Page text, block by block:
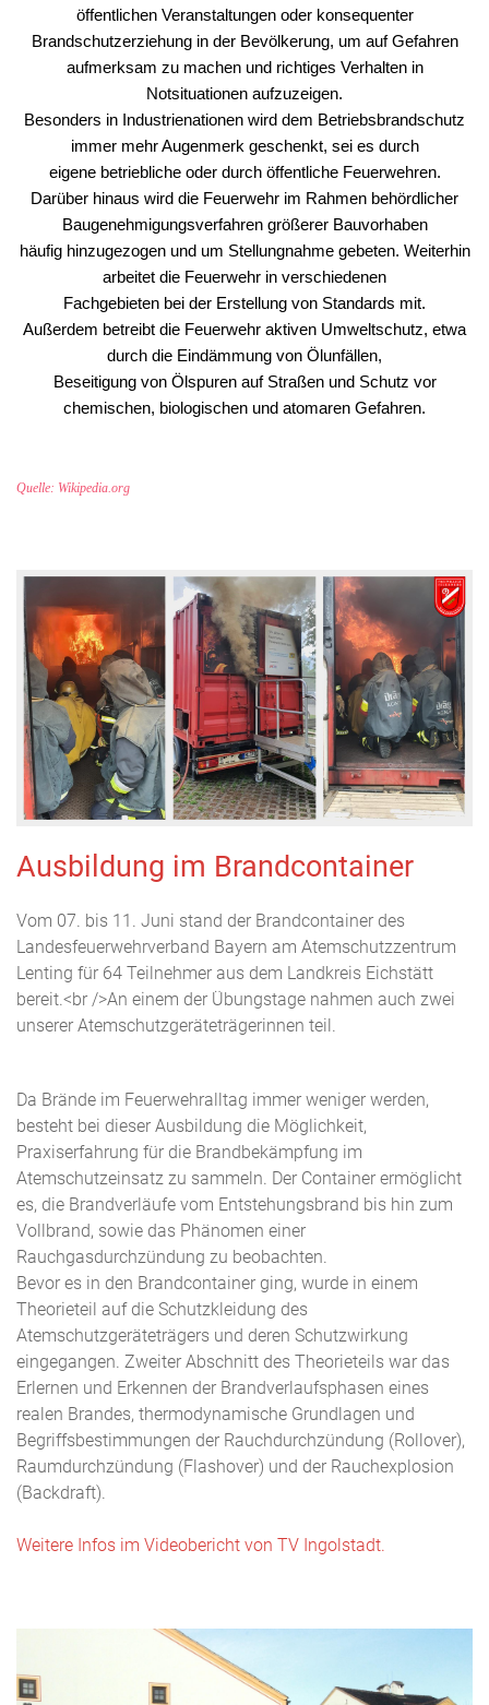
öffentlichen Veranstaltungen oder konsequenter
Brandschutzerziehung in der Bevölkerung, um auf Gefahren
aufmerksam zu machen und richtiges Verhalten in
Notsituationen aufzuzeigen.
Besonders in Industrienationen wird dem Betriebsbrandschutz
immer mehr Augenmerk geschenkt, sei es durch
eigene betriebliche oder durch öffentliche Feuerwehren.
Darüber hinaus wird die Feuerwehr im Rahmen behördlicher
Baugenehmigungsverfahren größerer Bauvorhaben
häufig hinzugezogen und um Stellungnahme gebeten. Weiterhin
arbeitet die Feuerwehr in verschiedenen
Fachgebieten bei der Erstellung von Standards mit.
Außerdem betreibt die Feuerwehr aktiven Umweltschutz, etwa
durch die Eindämmung von Ölunfällen,
Beseitigung von Ölspuren auf Straßen und Schutz vor
chemischen, biologischen und atomaren Gefahren.
Quelle: Wikipedia.org
Ausbildung im Brandcontainer
Vom 07. bis 11. Juni stand der Brandcontainer des
Landesfeuerwehrverband Bayern am Atemschutzzentrum
Lenting für 64 Teilnehmer aus dem Landkreis Eichstätt
bereit.<br />An einem der Übungstage nahmen auch zwei
unserer Atemschutzgeräteträgerinnen teil.
Da Brände im Feuerwehralltag immer weniger werden,
besteht bei dieser Ausbildung die Möglichkeit,
Praxiserfahrung für die Brandbekämpfung im
Atemschutzeinsatz zu sammeln. Der Container ermöglicht
es, die Brandverläufe vom Entstehungsbrand bis hin zum
Vollbrand, sowie das Phänomen einer
Rauchgasdurchzündung zu beobachten.
Bevor es in den Brandcontainer ging, wurde in einem
Theorieteil auf die Schutzkleidung des
Atemschutzgeräteträgers und deren Schutzwirkung
eingegangen. Zweiter Abschnitt des Theorieteils war das
Erlernen und Erkennen der Brandverlaufsphasen eines
realen Brandes, thermodynamische Grundlagen und
Begriffsbestimmungen der Rauchdurchzündung (Rollover),
Raumdurchzündung (Flashover) und der Rauchexplosion
(Backdraft).
Weitere Infos im Videobericht von TV Ingolstadt.